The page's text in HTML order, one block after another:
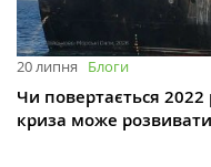
20 липня Блоги
Чи повертається 2022
криза може